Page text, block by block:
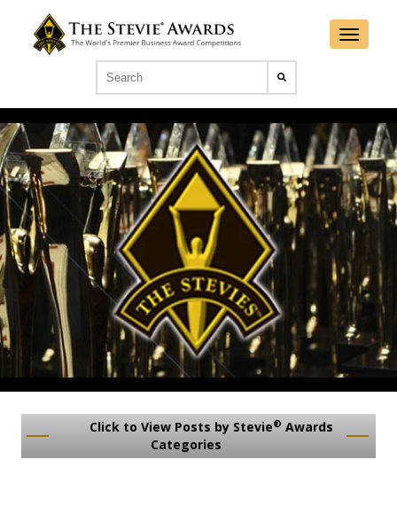
Click to View Posts by Stevie® Awards
Categories